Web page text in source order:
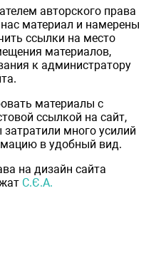
авторского права
материал и намерены
ссылки на место
материалов,
к администратору
материалы с
ссылкой на сайт,
много усилий
в удобный вид.
на дизайн сайта
С.Є.А.